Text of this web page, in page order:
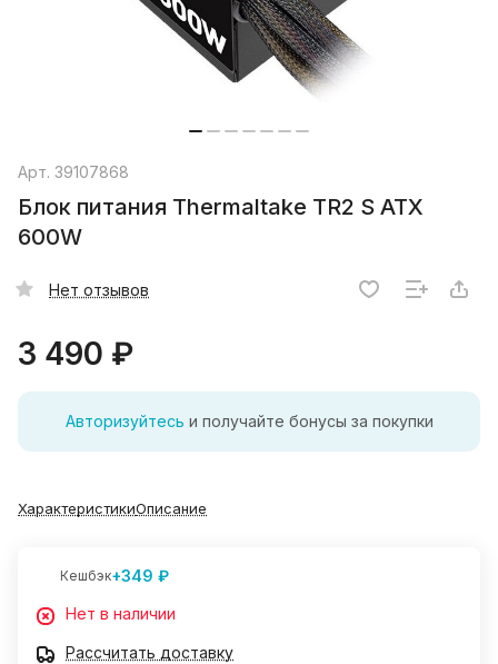
Арт. 39107868
Блок питания Thermaltake TR2 S ATX
600W
Нет отзывов
3 490 ₽
Авторизуйтесь и получайте бонусы за покупки
ХарактеристикиОписание
Кешбэк+349 ₽
Нет в наличии
Рассчитать доставку